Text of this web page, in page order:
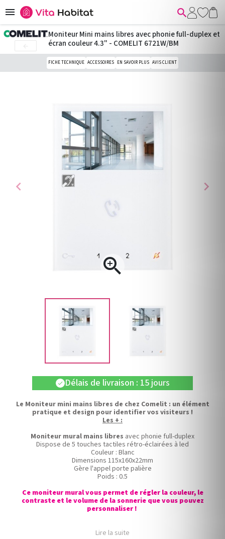
 
chevron_left

chevron_right
Moniteur Mini mains libres avec phonie full-duplex et
écran couleur 4.3" - COMELIT 6721W/BM
FICHE TECHNIQUE ACCESSOIRES EN SAVOIR PLUS AVIS CLIENT
check Délais de livraison : 15 jours
Le Moniteur mini mains libres de chez Comelit : un élément
pratique et design pour identifier vos visiteurs !
Les + :
Moniteur mural mains libres avec phonie full-duplex
Dispose de 5 touches tactiles rétro-éclairées à led
Couleur : Blanc
Dimensions 115x160x22mm
Gère l'appel porte palière
Poids : 0.5
Ce moniteur mural vous permet de régler la couleur, le
contraste et le volume de la sonnerie que vous pouvez
personnaliser !
Lire la suite